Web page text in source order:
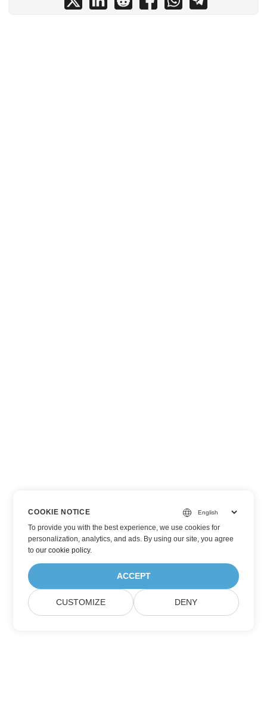
COOKIE NOTICE
To provide you with the best experience, we use cookies for
personalization, analytics, and ads. By using our site, you agree
toour cookie policy.
ACCEPT
CUSTOMIZE DENY